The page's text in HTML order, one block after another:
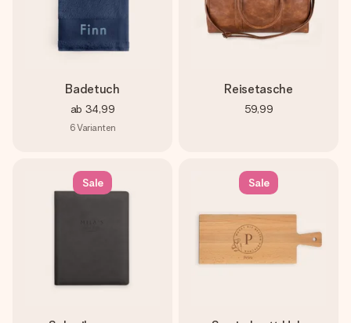
Badetuch
ab 34,99
6Varianten
Reisetasche
59,99
Sale Sale